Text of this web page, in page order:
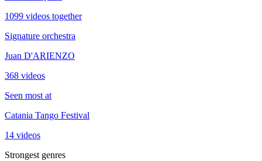
1099 videos together
Signature orchestra
Juan D'ARIENZO
368 videos
Seen most at
Catania Tango Festival
14 videos
Strongest genres